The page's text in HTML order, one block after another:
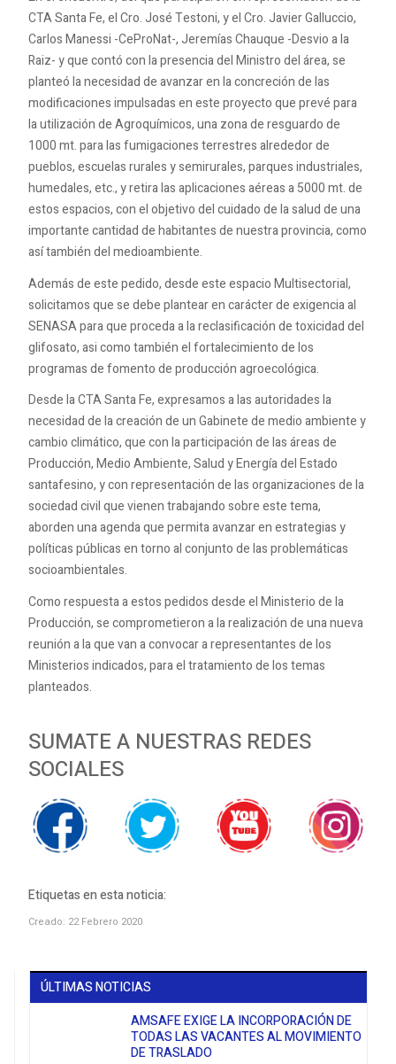
CTA Santa Fe, el Cro. José Testoni, y el Cro. Javier Galluccio,
Carlos Manessi -CeProNat-, Jeremías Chauque -Desvio a la
Raiz- y que contó con la presencia del Ministro del área, se
planteó la necesidad de avanzar en la concreción de las
modificaciones impulsadas en este proyecto que prevé para
la utilización de Agroquímicos, una zona de resguardo de
1000 mt. para las fumigaciones terrestres alrededor de
pueblos, escuelas rurales y semirurales, parques industriales,
humedales, etc., y retira las aplicaciones aéreas a 5000 mt. de
estos espacios, con el objetivo del cuidado de la salud de una
importante cantidad de habitantes de nuestra provincia, como
así también del medioambiente.
Además de este pedido, desde este espacio Multisectorial,
solicitamos que se debe plantear en carácter de exigencia al
SENASA para que proceda a la reclasificación de toxicidad del
glifosato, asi como también el fortalecimiento de los
programas de fomento de producción agroecológica.
Desde la CTA Santa Fe, expresamos a las autoridades la
necesidad de la creación de un Gabinete de medio ambiente y
cambio climático, que con la participación de las áreas de
Producción, Medio Ambiente, Salud y Energía del Estado
santafesino, y con representación de las organizaciones de la
sociedad civil que vienen trabajando sobre este tema,
aborden una agenda que permita avanzar en estrategias y
políticas públicas en torno al conjunto de las problemáticas
socioambientales.
Como respuesta a estos pedidos desde el Ministerio de la
Producción, se comprometieron a la realización de una nueva
reunión a la que van a convocar a representantes de los
Ministerios indicados, para el tratamiento de los temas
planteados.
SUMATE A NUESTRAS REDES
SOCIALES
Etiquetas en esta noticia:
Creado: 22 Febrero 2020
ÚLTIMAS NOTICIAS
AMSAFE EXIGE LA INCORPORACIÓN DE
TODAS LAS VACANTES AL MOVIMIENTO
DE TRASLADO